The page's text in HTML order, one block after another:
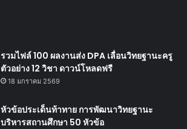
รวมไฟล์ 100 ผลงานส่ง DPA เลื่อนวิทยฐานะครู
ตัวอย่าง 12 วิชา ดาวน์โหลดฟรี
18 มกราคม 2569
หัวข้อประเด็นท้าทาย การพัฒนาวิทยฐานะ
บริหารสถานศึกษา 50 หัวข้อ